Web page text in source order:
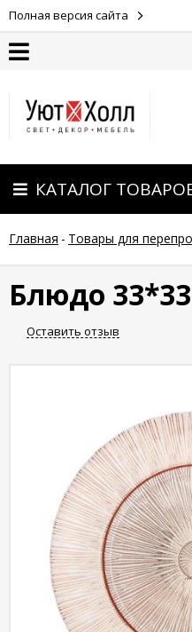
Полная версия сайта
Оплата
Доставка
Гарантия
возврат
Новости
Дизайнерам
Политика
конфиденциальности
Отделка
КАТАЛОГ
Главная - Товары для
Блюдо
Оставить отзыв